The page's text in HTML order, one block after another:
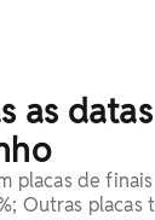
as
placas de
Outras placas